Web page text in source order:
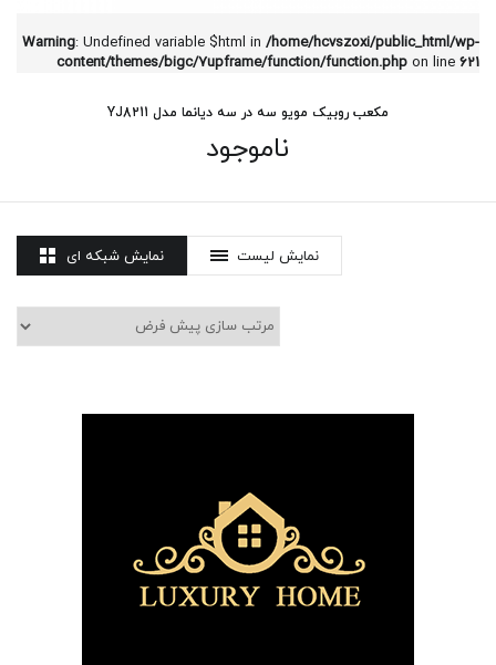
Warning: Undefined variable $html in /home/hcvszoxi/public_html/wp-
content/themes/bigc/7upframe/function/function.php on line 621
مکعب روبیک مویو سه در سه دیانما مدل YJ8211
ناموجود
نمایش شبکه ای نمایش لیست